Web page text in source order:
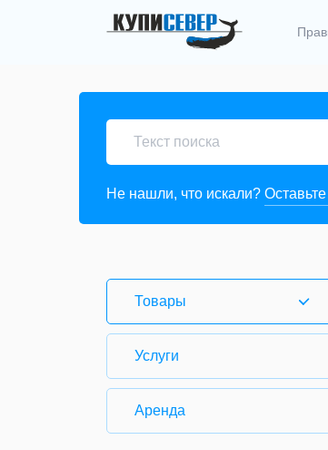
Не нашли, что искали?
Товары
Услуги
Аренда